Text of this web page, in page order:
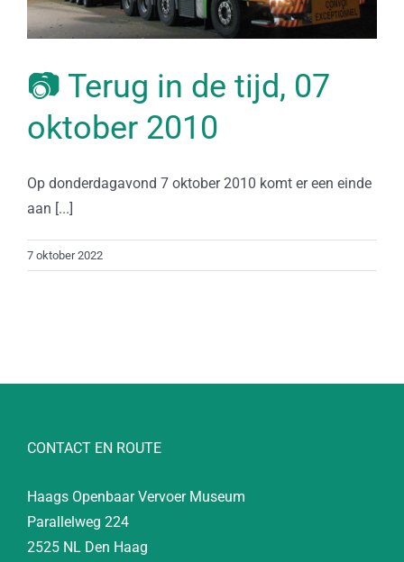
📷 Terug in de tijd, 07
oktober 2010
Op donderdagavond 7 oktober 2010 komt er een einde
aan [...]
7 oktober 2022
CONTACT EN ROUTE
Haags Openbaar Vervoer Museum
Parallelweg 224
2525 NL Den Haag